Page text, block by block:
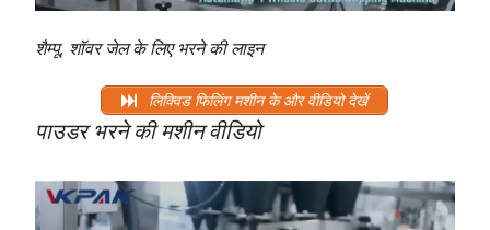
शैम्पू, शॉवर जेल के लिए भरने की लाइन
लिक्विड फिलिंग मशीन के और वीडियो देखें
पाउडर भरने की मशीन वीडियो